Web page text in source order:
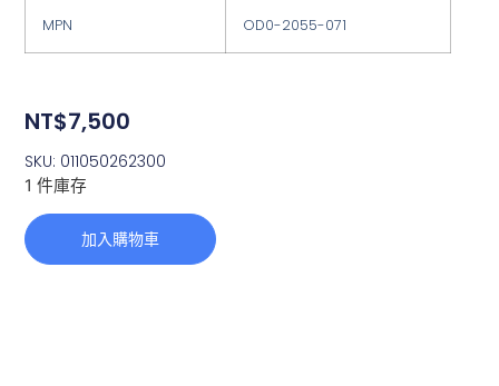
MPN OD0-2055-071
NT$7,500
SKU: 011050262300
1 件庫存
加入購物車